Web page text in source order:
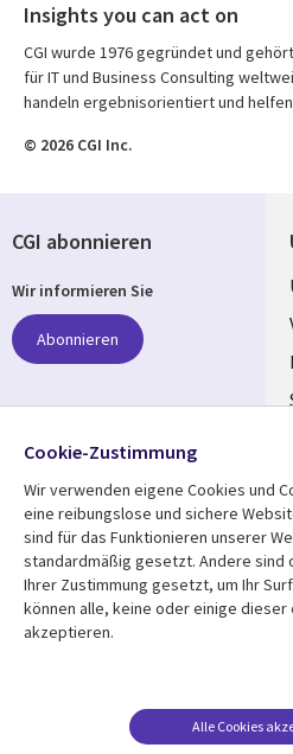
Insights you can act on
CGI wurde 1976 gegründet und
für IT und Business Consulting
handeln ergebnisorientiert und
© 2026 CGI Inc.
Mediathek
Library
GERMANY
Aktuelles
CGI abonnieren
Wir informieren Sie
Abonnieren
Folgen Sie uns
Social
Media
GERMANY
Cookie-Zustimmung
Wir verwenden eigene Cookies und
eine reibungslose und sichere
sind für das Funktionieren unserer
standardmäßig gesetzt. Andere sind
Ihrer Zustimmung gesetzt, um Ihr
können alle, keine oder einige dieser
akzeptieren.
Alle Cookies